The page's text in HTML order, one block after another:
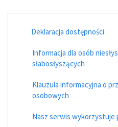
Deklaracja dostępności
Informacja dla osób
słabosłyszących
Klauzula informacyjna o
osobowych
Nasz serwis wykorzystuje